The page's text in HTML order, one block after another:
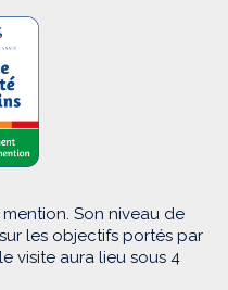
Son niveau de
les objectifs portés par
visite aura lieu sous 4